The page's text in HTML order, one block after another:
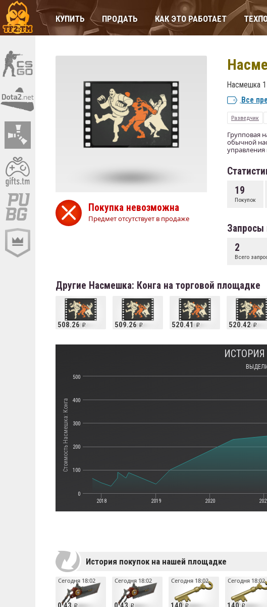
КУПИТЬ ПРОДАТЬ КАК ЭТО РАБОТАЕТ
Покупка невозможна
Предмет отсутствует в продаже
Насмешка 1
Все
Разведчик
Групповая
обычной
19
Покупок
Запросы
2
Всего
Другие Насмешка: Конга на торговой площадке
508.26 509.26 520.41 520.42
Стоимость Насмешка: Конга
2018 2019 2020
0
100
200
300
400
500
История покупок на нашей площадке
Сегодня 18:02 Сегодня 18:02 Сегодня 18:02 Сегодня 18:02